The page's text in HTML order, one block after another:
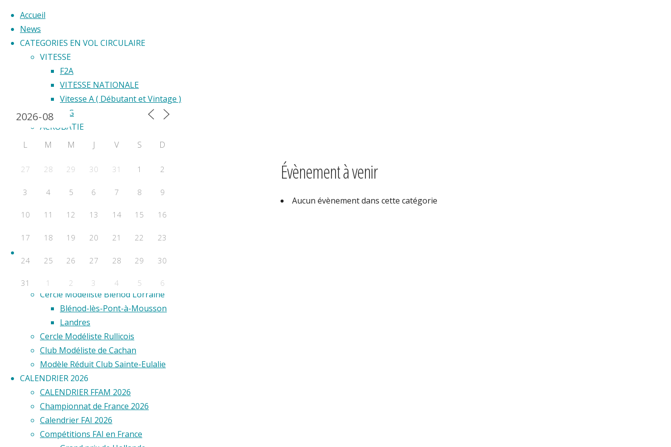
Accueil
News
CATEGORIES EN VOL CIRCULAIRE
VITESSE
F2A
VITESSE NATIONALE
Vitesse A ( Débutant et Vintage )
F2G
ACROBATIE
F2B
COURSE
F2F – Good Year
COMBAT
F2E
Aero Club de Saint-Étienne
Aéro Model Club du Limousin
Cercle Modéliste Blénod Lorraine
Blénod-lès-Pont-à-Mousson
Landres
Cercle Modéliste Rullicois
Club Modéliste de Cachan
Modèle Réduit Club Sainte-Eulalie
CALENDRIER 2026
CALENDRIER FFAM 2026
Championnat de France 2026
Calendrier FAI 2026
Compétitions FAI en France
Évènement à venir
Aucun évènement dans cette catégorie
Calendrier 2024
L M M J V S D
27 28 29 30 31 1 2
3 4 5 6 7 8 9
10 11 12 13 14 15 16
17 18 19 20 21 22 23
24 25 26 27 28 29 30
31 1 2 3 4 5 6
Évènements a venir
Aucun évènement